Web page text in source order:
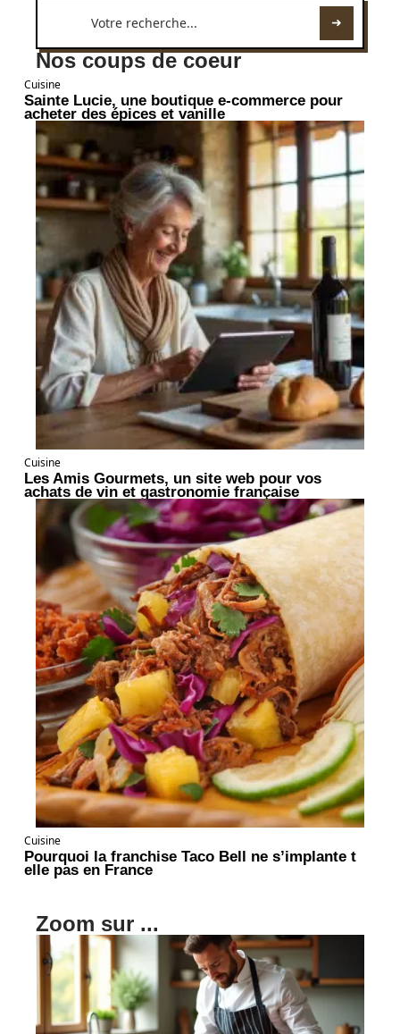
Nos coups de coeur
Cuisine
Sainte Lucie, une boutique e-commerce pour
acheter des épices et vanille
Cuisine
Les Amis Gourmets, un site web pour vos
achats de vin et gastronomie française
Cuisine
Pourquoi la franchise Taco Bell ne s’implante t
elle pas en France
Zoom sur ...